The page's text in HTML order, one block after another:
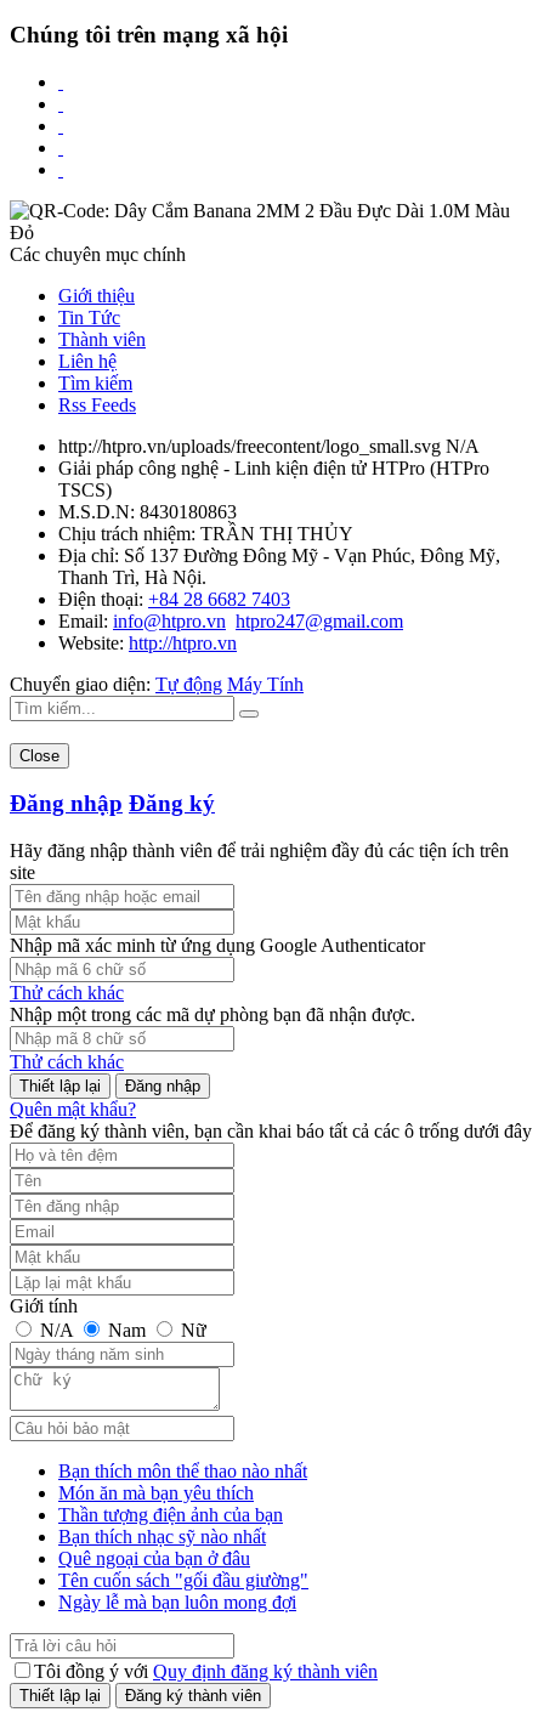
Chúng tôi trên mạng xã hội
Các chuyên mục chính
Giới thiệu
Tin Tức
Thành viên
Liên hệ
Tìm kiếm
Rss Feeds
http://htpro.vn/uploads/freecontent/logo_small.svg N/A
Giải pháp công nghệ - Linh kiện điện tử HTPro (HTPro
TSCS)
M.S.D.N: 8430180863
Chịu trách nhiệm: TRẦN THỊ THỦY
Địa chỉ: Số 137 Đường Đông Mỹ - Vạn Phúc, Đông Mỹ,
Thanh Trì, Hà Nội.
Điện thoại: +84 28 6682 7403
Email: info@htpro.vn htpro247@gmail.com
Website: http://htpro.vn
Chuyển giao diện: Tự động Máy Tính
Close
Đăng nhập Đăng ký
Hãy đăng nhập thành viên để trải nghiệm đầy đủ các tiện ích trên
site
Nhập mã xác minh từ ứng dụng Google Authenticator
Thử cách khác
Nhập một trong các mã dự phòng bạn đã nhận được.
Thử cách khác
Đăng nhập
Quên mật khẩu?
Để đăng ký thành viên, bạn cần khai báo tất cả các ô trống dưới đây
Giới tính
N/A
Nam Nữ
Bạn thích môn thể thao nào nhất
Món ăn mà bạn yêu thích
Thần tượng điện ảnh của bạn
Bạn thích nhạc sỹ nào nhất
Quê ngoại của bạn ở đâu
Tên cuốn sách "gối đầu giường"
Ngày lễ mà bạn luôn mong đợi
Tôi đồng ý với Quy định đăng ký thành viên